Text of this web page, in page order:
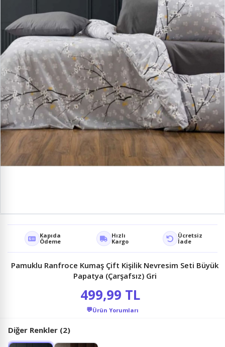
Kapıda
Ödeme
Hızlı
Kargo
Ücretsiz
İade
Pamuklu Ranfroce Kumaş Çift Kişilik Nevresim Seti Büyük
Papatya (Çarşafsız) Gri
499,99 TL
💬Ürün Yorumları
Diğer Renkler (2)